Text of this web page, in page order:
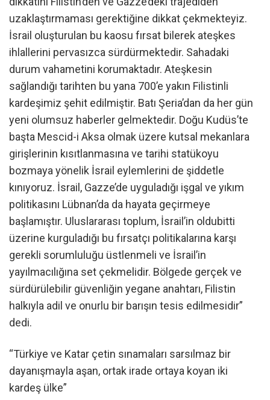
uzaklaştırmaması gerektiğine dikkat çekmekteyiz.
İsrail oluşturulan bu kaosu fırsat bilerek ateşkes
ihlallerini pervasızca sürdürmektedir. Sahadaki
durum vahametini korumaktadır. Ateşkesin
sağlandığı tarihten bu yana 700’e yakın Filistinli
kardeşimiz şehit edilmiştir. Batı Şeria’dan da her gün
yeni olumsuz haberler gelmektedir. Doğu Kudüs’te
başta Mescid-i Aksa olmak üzere kutsal mekanlara
girişlerinin kısıtlanmasına ve tarihi statükoyu
bozmaya yönelik İsrail eylemlerini de şiddetle
kınıyoruz. İsrail, Gazze’de uyguladığı işgal ve yıkım
politikasını Lübnan’da da hayata geçirmeye
başlamıştır. Uluslararası toplum, İsrail’in oldubitti
üzerine kurguladığı bu fırsatçı politikalarına karşı
gerekli sorumluluğu üstlenmeli ve İsrail’in
yayılmacılığına set çekmelidir. Bölgede gerçek ve
sürdürülebilir güvenliğin yegane anahtarı, Filistin
halkıyla adil ve onurlu bir barışın tesis edilmesidir”
dedi.
“Türkiye ve Katar çetin sınamaları sarsılmaz bir
dayanışmayla aşan, ortak irade ortaya koyan iki
kardeş ülke”